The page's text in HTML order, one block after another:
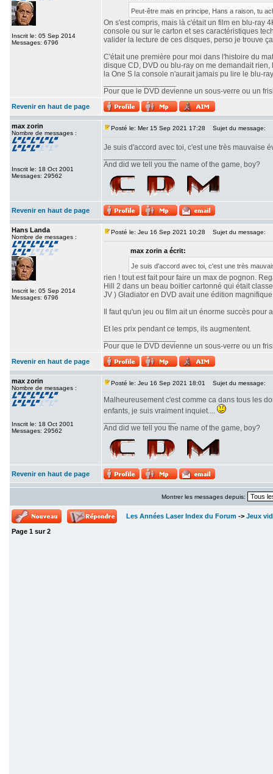
Inscrit le: 05 Sep 2014
Messages: 6796
Peut-être mais en principe, Hans a raison, tu
On s'est compris, mais là c'était un film en blu-ray
console ou sur le carton et ses caractéristiques
valider la lecture de ces disques, perso je trouve
C'était une première pour moi dans l'histoire du
disque CD, DVD ou blu-ray on me demandait
la One S la console n'aurait jamais pu lire le blu-
Pour que le DVD devienne un sous-verre ou un
Revenir en haut de page
max zorin
Nombre de messages :
Inscrit le: 18 Oct 2001
Messages: 29562
Posté le: Mer 15 Sep 2021 17:28 Sujet du message:
Je suis d'accord avec toi, c'est une très mauvaise
And did we tell you the name of the game, boy?
Revenir en haut de page
Hans Landa
Nombre de messages :
Inscrit le: 05 Sep 2014
Messages: 6796
Posté le: Jeu 16 Sep 2021 10:28 Sujet du message:
max zorin a écrit:
Je suis d'accord avec toi, c'est une très
rien ! tout est fait pour faire un max de pognon.
Hill 2 dans un beau boitier cartonné qui était
JV ) Gladiator en DVD avait une édition
Il faut qu'un jeu ou film ait un énorme succès
Et les prix pendant ce temps, ils augmentent.
Pour que le DVD devienne un sous-verre ou un
Revenir en haut de page
max zorin
Nombre de messages :
Inscrit le: 18 Oct 2001
Messages: 29562
Posté le: Jeu 16 Sep 2021 18:01 Sujet du message:
Malheureusement c'est comme ca dans tous les
enfants, je suis vraiment inquiet....
And did we tell you the name of the game, boy?
Revenir en haut de page
Montrer les messages depuis:
Les Années Laser Index du Forum -> Jeux
Page 1 sur2